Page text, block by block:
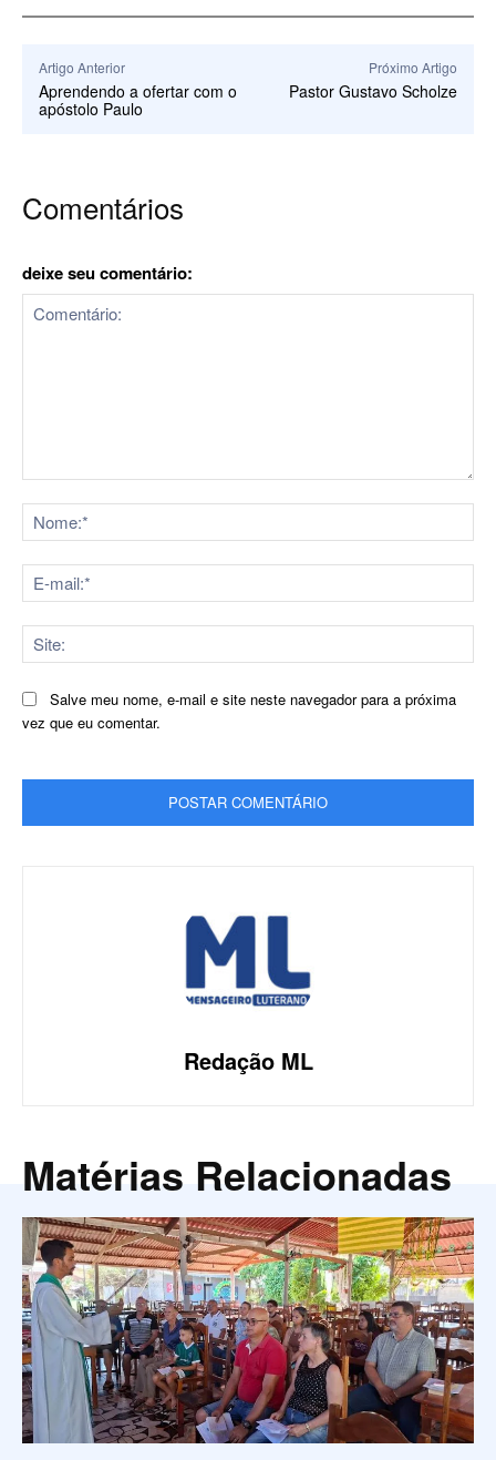
Artigo Anterior
Aprendendo a ofertar com o
apóstolo Paulo
Próximo Artigo
Pastor Gustavo Scholze
Comentários
deixe seu comentário:
Salve meu nome, e-mail e site neste navegador para a próxima
vez que eu comentar.
Redação ML
Matérias Relacionadas